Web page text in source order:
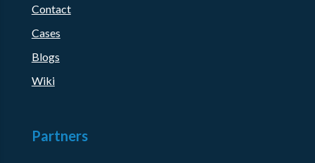
Contact
Cases
Blogs
Wiki
Partners